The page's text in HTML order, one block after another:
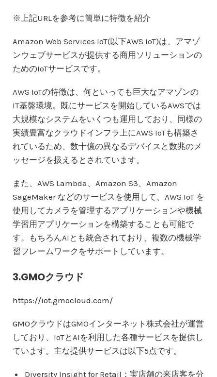
※上記URLを参考に簡単に特徴を紹介
Amazon Web Services IoT(以下AWS IoT)は、アマゾ
ンウェブサービスが提供する商用ソリューションの
ためのIoTサービスです。
AWS IoTの特徴は、何といっても巨大なアマゾンの
IT基盤環境。既にサービスを開始しているAWSでは
大規模なシステムをいくつも運用しており、同様の
実績豊富なクラウドインフラ上にAWS IoTも構築さ
れているため、数十億の異なるデバイスと数兆のメ
ッセージを扱えるとされています。
また、AWS Lambda、Amazon S3、Amazon
SageMaker などのサービスを使用して、AWS IoT を
使用してカメラを管理するアプリケーションや機械
学習用アプリケーションを構築することも可能で
す。もちろんAIとも統合されており、複数の機械学
習フレームワークをサポートしています。
3.GMOクラウド
https://iot.gmocloud.com/
GMOクラウドはGMOインターネット株式会社が運営
しており、IoTとAIを利用した各種サービスを提供し
ています。主な提供サービスは以下5点です。
Diversity Insight for Retail：実店舗の来店客を分